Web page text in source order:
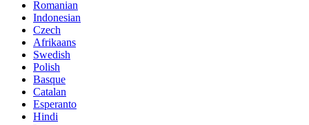
Romanian
Indonesian
Czech
Afrikaans
Swedish
Polish
Basque
Catalan
Esperanto
Hindi